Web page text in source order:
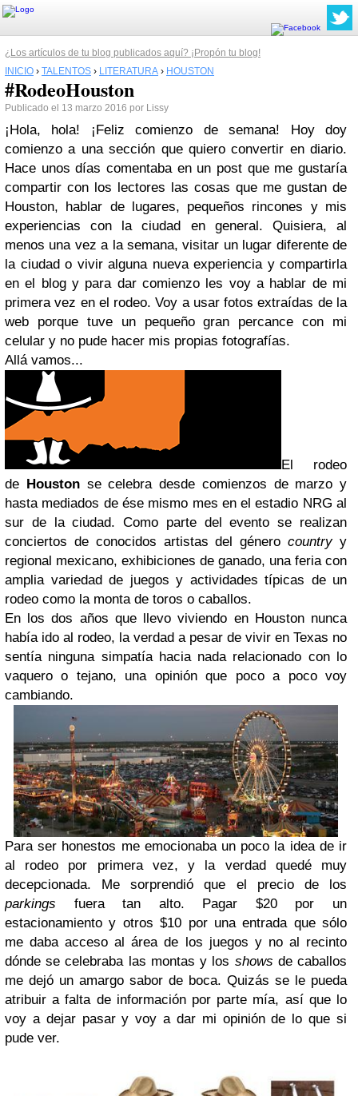
¿Los artículos de tu blog publicados aquí? ¡Propón tu blog!
INICIO › TALENTOS › LITERATURA › HOUSTON
#RodeoHouston
Publicado el 13 marzo 2016 por Lissy
¡Hola, hola! ¡Feliz comienzo de semana! Hoy doy
comienzo a una sección que quiero convertir en diario.
Hace unos días comentaba en un post que me gustaría
compartir con los lectores las cosas que me gustan de
Houston, hablar de lugares, pequeños rincones y mis
experiencias con la ciudad en general. Quisiera, al
menos una vez a la semana, visitar un lugar diferente de
la ciudad o vivir alguna nueva experiencia y compartirla
en el blog y para dar comienzo les voy a hablar de mi
primera vez en el rodeo. Voy a usar fotos extraídas de la
web porque tuve un pequeño gran percance con mi
celular y no pude hacer mis propias fotografías.
Allá vamos...
El rodeo
de Houstonse celebra desde comienzos de marzo y
hasta mediados de ése mismo mes en el estadio NRG al
sur de la ciudad. Como parte del evento se realizan
conciertos de conocidos artistas del génerocountryy
regional mexicano, exhibiciones de ganado, una feria con
amplia variedad de juegos y actividades típicas de un
rodeo como la monta de toros o caballos.
En los dos años que llevo viviendo en Houston nunca
había ido al rodeo, la verdad a pesar de vivir en Texas no
sentía ninguna simpatía hacia nada relacionado con lo
vaquero o tejano, una opinión que poco a poco voy
cambiando.
Para ser honestos me emocionaba un poco la idea de ir
al rodeo por primera vez, y la verdad quedé muy
decepcionada. Me sorprendió que el precio de los
parkings fuera tan alto. Pagar $20 por un
estacionamiento y otros $10 por una entrada que sólo
me daba acceso al área de los juegos y no al recinto
dónde se celebraba las montas y los shows de caballos
me dejó un amargo sabor de boca. Quizás se le pueda
atribuir a falta de información por parte mía, así que lo
voy a dejar pasar y voy a dar mi opinión de lo que si
pude ver.